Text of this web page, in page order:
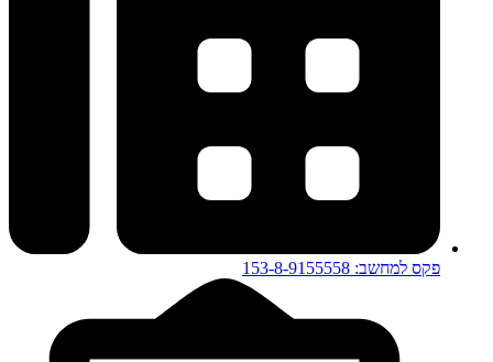
פקס למחשב: 153-8-9155558